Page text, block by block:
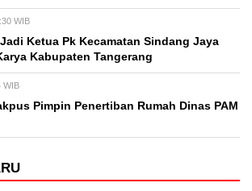
WIB
Ketua Pk Kecamatan Sindang Jaya
Kabupaten Tangerang
WIB
Pimpin Penertiban Rumah Dinas PAM